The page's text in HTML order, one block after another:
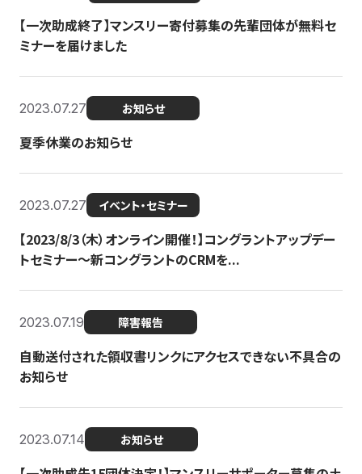
【一次助成終了】マンスリー寄付募集の先輩団体が無料セ
ミナーを届けました
2023.07.27 お知らせ
夏季休業のお知らせ
2023.07.27 イベント・セミナー
【2023/8/3（木）オンライン開催！】コングラントアップデー
トセミナー〜新コングラントのCRMを...
2023.07.19 障害報告
自動送付された領収書リンクにアクセスできない不具合の
お知らせ
2023.07.14 お知らせ